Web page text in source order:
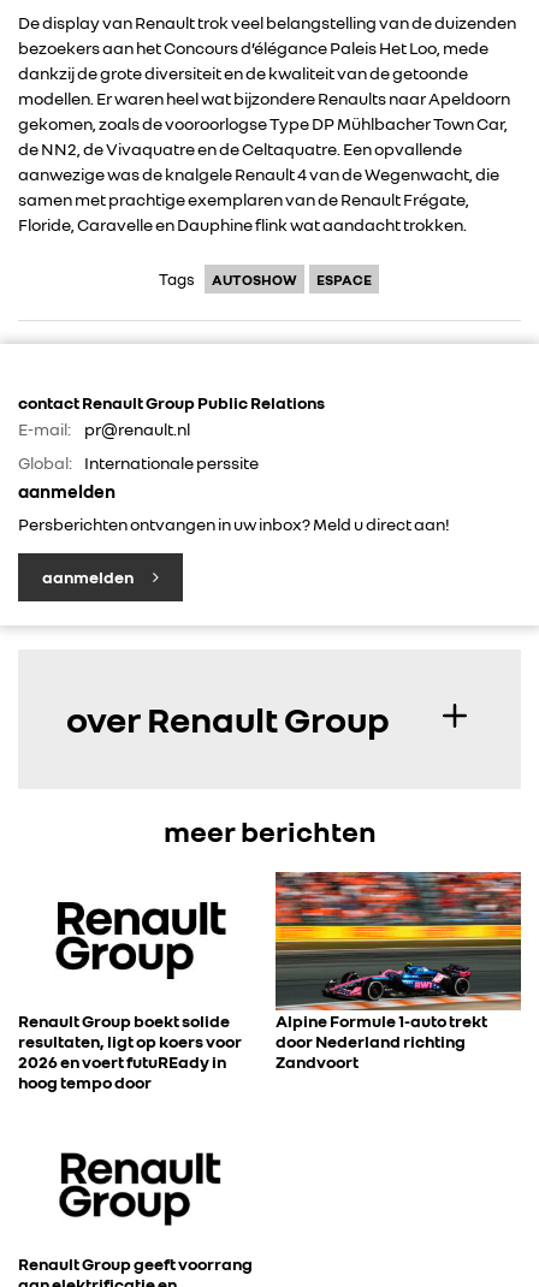
DACIA
ALPINE
ALLIANCE
CONTACT
De display van Renault trok veel belangstelling van de duizenden
bezoekers aan het Concours d’élégance Paleis Het Loo, mede
dankzij de grote diversiteit en de kwaliteit van de getoonde
modellen. Er waren heel wat bijzondere Renaults naar Apeldoorn
gekomen, zoals de vooroorlogse Type DP Mühlbacher Town Car,
de NN2, de Vivaquatre en de Celtaquatre. Een opvallende
aanwezige was de knalgele Renault 4 van de Wegenwacht, die
samen met prachtige exemplaren van de Renault Frégate,
Floride, Caravelle en Dauphine flink wat aandacht trokken.
Tags AUTOSHOW ESPACE
contact Renault Group Public Relations
E-mail:
pr@renault.nl
Global:
Internationale perssite
aanmelden
Persberichten ontvangen in uw inbox? Meld u direct aan!
aanmelden
over Renault Group
meer berichten
Renault Group boekt solide
resultaten, ligt op koers voor
2026 en voert futuREady in
hoog tempo door
Alpine Formule 1-auto trekt
door Nederland richting
Zandvoort
Renault Group geeft voorrang